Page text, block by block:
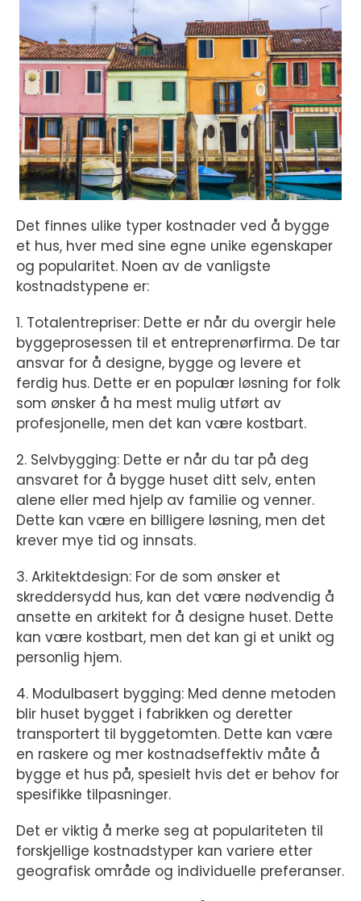
Det finnes ulike typer kostnader ved å bygge
et hus, hver med sine egne unike egenskaper
og popularitet. Noen av de vanligste
kostnadstypene er:
1. Totalentrepriser: Dette er når du overgir hele
byggeprosessen til et entreprenørfirma. De tar
ansvar for å designe, bygge og levere et
ferdig hus. Dette er en populær løsning for folk
som ønsker å ha mest mulig utført av
profesjonelle, men det kan være kostbart.
2. Selvbygging: Dette er når du tar på deg
ansvaret for å bygge huset ditt selv, enten
alene eller med hjelp av familie og venner.
Dette kan være en billigere løsning, men det
krever mye tid og innsats.
3. Arkitektdesign: For de som ønsker et
skreddersydd hus, kan det være nødvendig å
ansette en arkitekt for å designe huset. Dette
kan være kostbart, men det kan gi et unikt og
personlig hjem.
4. Modulbasert bygging: Med denne metoden
blir huset bygget i fabrikken og deretter
transportert til byggetomten. Dette kan være
en raskere og mer kostnadseffektiv måte å
bygge et hus på, spesielt hvis det er behov for
spesifikke tilpasninger.
Det er viktig å merke seg at populariteten til
forskjellige kostnadstyper kan variere etter
geografisk område og individuelle preferanser.